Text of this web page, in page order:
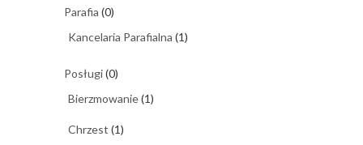
Parafia (0)
Kancelaria Parafialna (1)
Posługi(0)
Bierzmowanie(1)
Chrzest (1)